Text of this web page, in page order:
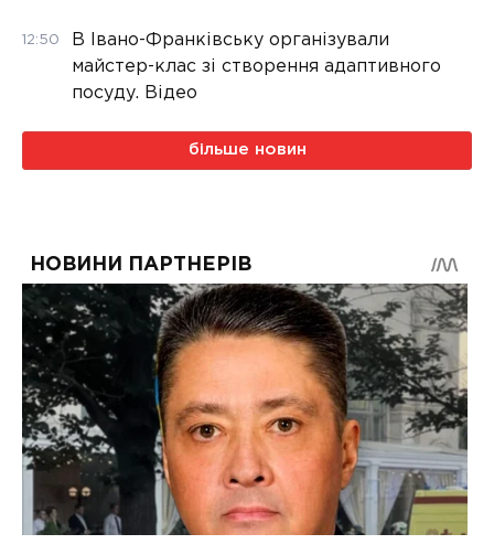
12:50
В Івано-Франківську організували
майстер-клас зі створення адаптивного
посуду. Відео
більше новин